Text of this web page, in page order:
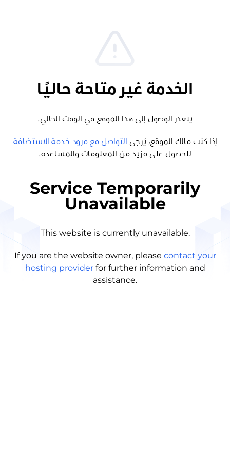
الخدمة غير متاحة حاليًا
يتعذر الوصول إلى هذا الموقع في الوقت الحالي.
إذا كنت مالك الموقع، يُرجى
التواصل مع مزود خدمة الاستضافة
للحصول على مزيد من المعلومات والمساعدة.
Service Temporarily
Unavailable
This website is currently unavailable.
If you are the website owner, please contact your
hosting provider for further information and
assistance.